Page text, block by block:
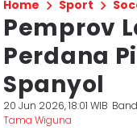
Home Sport
Pemprov
Perdana
Spanyol
20 Jun 2026, 18:01 WIB
Tama Wiguna